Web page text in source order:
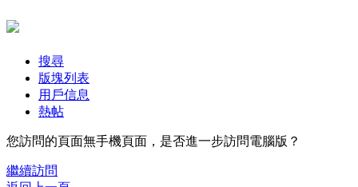
搜尋
版塊列表
用戶信息
熱帖
您訪問的頁面無手機頁面，是否進一步訪問電腦版？
繼續訪問